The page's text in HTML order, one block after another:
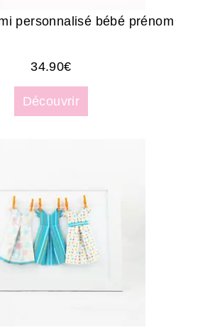
personnalisé bébé prénom
34.90€
Découvrir